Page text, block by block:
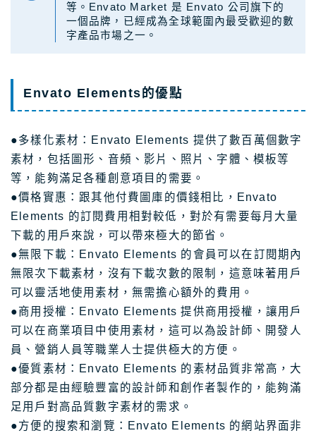
等。Envato Market 是 Envato 公司旗下的
一個品牌，已經成為全球範圍內最受歡迎的數
字產品市場之一。
Envato Elements的優點
●多樣化素材：Envato Elements 提供了數百萬個數字
素材，包括圖形、音頻、影片、照片、字體、模板等
等，能夠滿足各種創意項目的需要。
●價格實惠：跟其他付費圖庫的價錢相比，Envato
Elements 的訂閱費用相對較低，對於有需要每月大量
下載的用戶來說，可以帶來極大的節省。
●無限下載：Envato Elements 的會員可以在訂閱期內
無限次下載素材，沒有下載次數的限制，這意味著用戶
可以靈活地使用素材，無需擔心額外的費用。
●商用授權：Envato Elements 提供商用授權，讓用戶
可以在商業項目中使用素材，這可以為設計師、開發人
員、營銷人員等職業人士提供極大的方便。
●優質素材：Envato Elements 的素材品質非常高，大
部分都是由經驗豐富的設計師和創作者製作的，能夠滿
足用戶對高品質數字素材的需求。
●方便的搜索和瀏覽：Envato Elements 的網站界面非